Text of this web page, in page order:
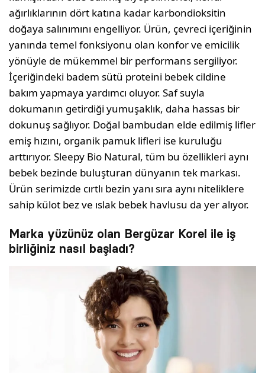
ağırlıklarının dört katına kadar karbondioksitin
doğaya salınımını engelliyor. Ürün, çevreci içeriğinin
yanında temel fonksiyonu olan konfor ve emicilik
yönüyle de mükemmel bir performans sergiliyor.
İçeriğindeki badem sütü proteini bebek cildine
bakım yapmaya yardımcı oluyor. Saf suyla
dokumanın getirdiği yumuşaklık, daha hassas bir
dokunuş sağlıyor. Doğal bambudan elde edilmiş lifler
emiş hızını, organik pamuk lifleri ise kuruluğu
arttırıyor. Sleepy Bio Natural, tüm bu özellikleri aynı
bebek bezinde buluşturan dünyanın tek markası.
Ürün serimizde cırtlı bezin yanı sıra aynı niteliklere
sahip külot bez ve ıslak bebek havlusu da yer alıyor.
Marka yüzünüz olan Bergüzar Korel ile iş
birliğiniz nasıl başladı?